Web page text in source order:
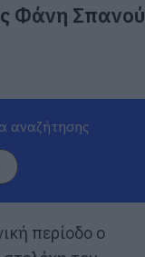
Φάνη Σπανού
αναζήτησης
περίοδο ο